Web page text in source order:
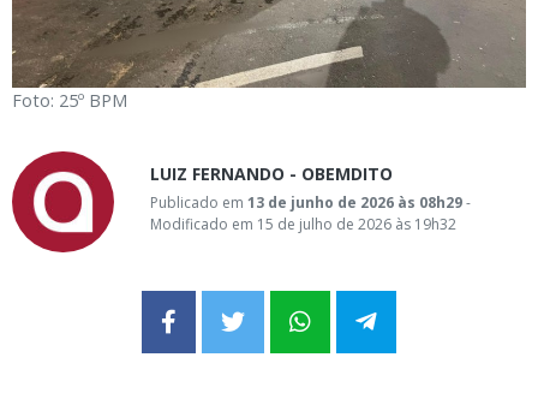
Foto: 25º BPM
LUIZ FERNANDO - OBEMDITO
Publicado em 13 de junho de 2026 às 08h29-
Modificado em 15 de julho de 2026 às 19h32